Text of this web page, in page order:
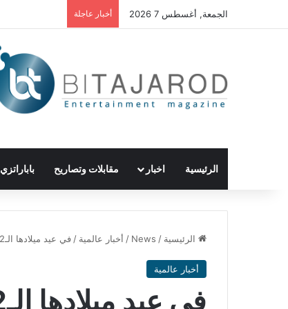
الجمعة, أغسطس 7 2026 أخبار عاجلة
الرئيسية اخبار مقابلات وتصاريح باباراتزي
الرئيسية /
News
/ أخبار عالمية / في عيد ميلادها الـ32.. أديل تُبهر جمهورها بعد فقدان 45 كيلوغراماً من وزنها
أخبار عالمية